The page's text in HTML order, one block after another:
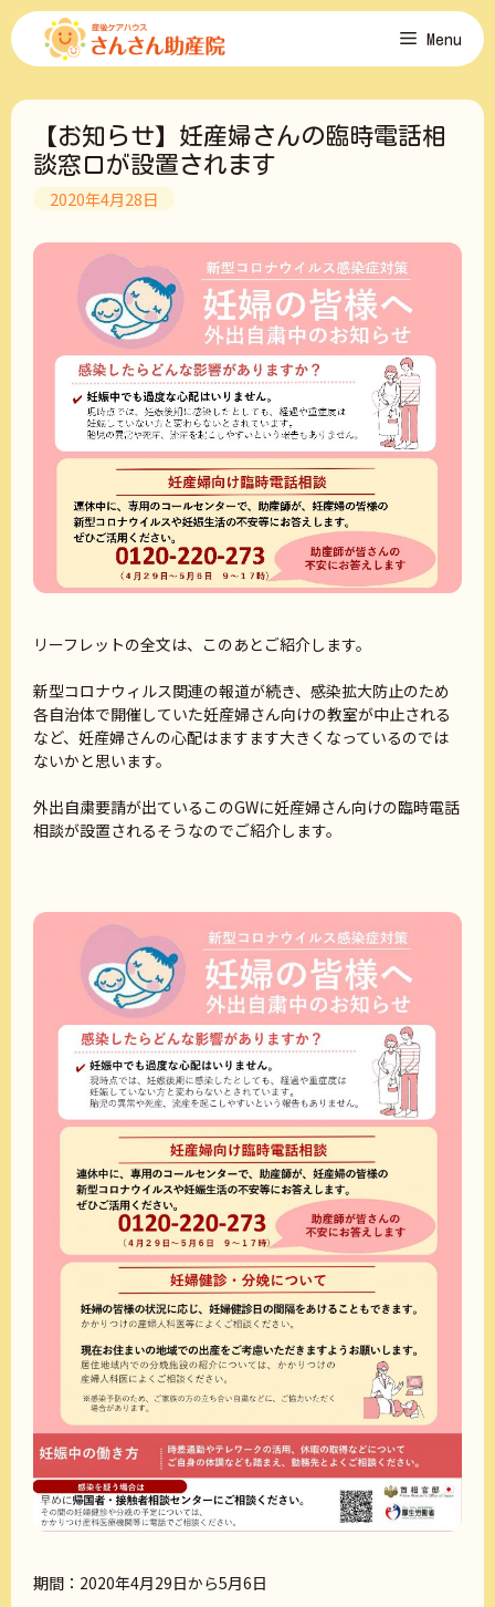
コ
ン
ツ
Menu
【お知らせ】妊産婦さんの臨時電話相
談窓口が設置されます
2020年4月28日
リーフレットの全文は、このあとご紹介します。
新型コロナウィルス関連の報道が続き、感染拡大防止のため
各自治体で開催していた妊産婦さん向けの教室が中止される
など、妊産婦さんの心配はますます大きくなっているのでは
ないかと思います。
外出自粛要請が出ているこのGWに妊産婦さん向けの臨時電話
相談が設置されるそうなのでご紹介します。
期間：2020年4月29日から5月6日